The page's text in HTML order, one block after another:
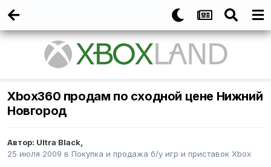
Xbox360 продам по сходной цене Нижний
Новгород
Автор: Ultra Black,
25 июля 2009 в Покупка и продажа б/у игр и приставок Xbox